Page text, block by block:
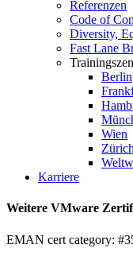
Referenzen
Code of
Diversity,
Fast Lane
Berlin
Wien
Zürich
Karriere
Weitere VMware
EMAN cert category: